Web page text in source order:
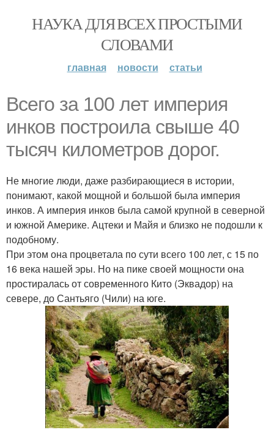
НАУКА ДЛЯ ВСЕХ ПРОСТЫМИ
СЛОВАМИ
главная новости статьи
Всего за 100 лет империя
инков построила свыше 40
тысяч километров дорог.
Не многие люди, даже разбирающиеся в истории,
понимают, какой мощной и большой была империя
инков. А империя инков была самой крупной в северной
и южной Америке. Ацтеки и Майя и близко не подошли к
подобному.
При этом она процветала по сути всего 100 лет, с 15 по
16 века нашей эры. Но на пике своей мощности она
простиралась от современного Кито (Эквадор) на
севере, до Сантьяго (Чили) на юге.